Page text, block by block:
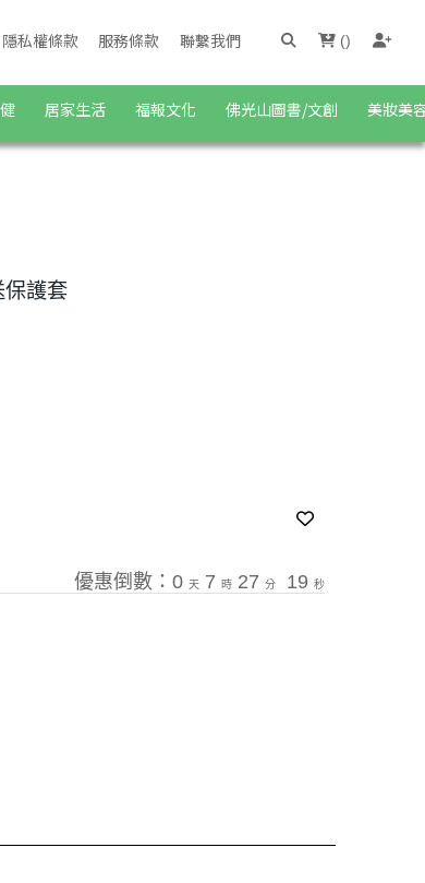
隱私權條款 服務條款 聯繫我們 ()
居家生活 福報文化 佛光山圖書/文創 美妝美
保護套
優惠倒數： 0 天 7 時 27 分 18 秒